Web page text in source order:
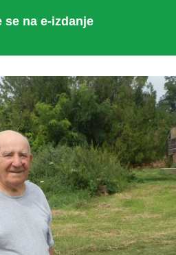
se na e-izdanje